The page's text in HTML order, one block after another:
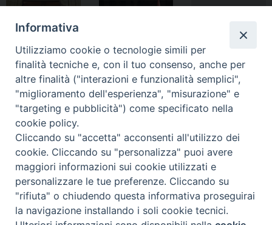
Apertura Anno
Giubilare 2025
Mariae in Diocesi
Tutte le gallery
CONTATTI:
LUCERA: Piazza Duomo, 13 - 71036 Lucera (FG) − tel.
Vescovo: tel/fax 0881/522244 - e-mail:
vescovo@diocesiluceratroia.it
: Piazza Episcopio - 71029 Troia (FG) − tel. 0881/977051
Informativa
Utilizziamo cookie o tecnologie simili per
finalità tecniche e, con il tuo consenso, anche per
altre finalità ("interazioni e funzionalità semplici",
"miglioramento dell'esperienza", "misurazione" e
"targeting e pubblicità") come specificato nella
cookie policy.
Cliccando su "accetta" acconsenti all'utilizzo dei
cookie. Cliccando su "personalizza" puoi avere
maggiori informazioni sui cookie utilizzati e
personalizzare le tue preferenze. Cliccando su
"rifiuta" o chiudendo questa informativa proseguirai
la navigazione installando i soli cookie tecnici.